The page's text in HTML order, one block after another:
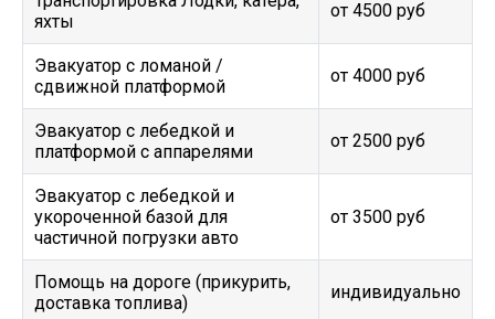
яхты
от 4500 руб
Эвакуатор c ломаной /
сдвижной платформой
от 4000 руб
Эвакуатор с лебедкой и
платформой с аппарелями
от 2500 руб
Эвакуатор с лебедкой и
укороченной базой для
частичной погрузки авто
от 3500 руб
Помощь на дороге (прикурить,
доставка топлива)
индивидуально